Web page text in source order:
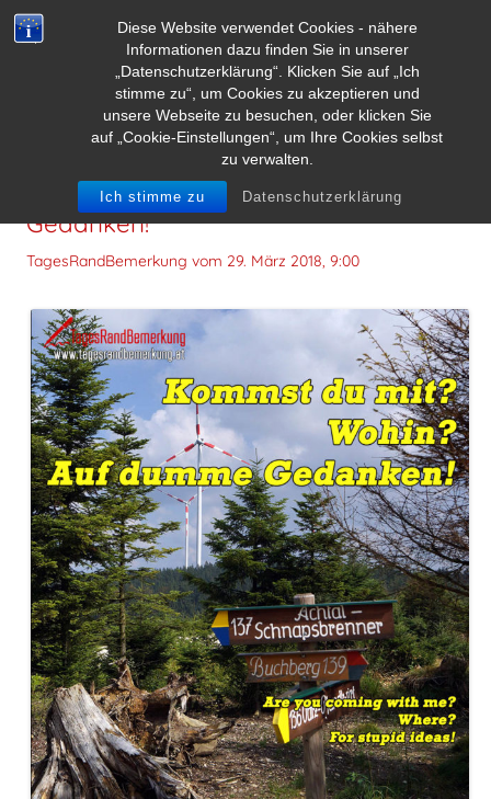
Diese Website verwendet Cookies - nähere
Informationen dazu finden Sie in unserer
„Datenschutzerklärung“. Klicken Sie auf „Ich
stimme zu“, um Cookies zu akzeptieren und
unsere Webseite zu besuchen, oder klicken Sie
auf „Cookie-Einstellungen“, um Ihre Cookies selbst
zu verwalten.
Ich stimme zu Datenschutzerklärung
Kommst du mit? Wohin? Auf dumme
Gedanken!
TagesRandBemerkung vom 29. März 2018, 9:00